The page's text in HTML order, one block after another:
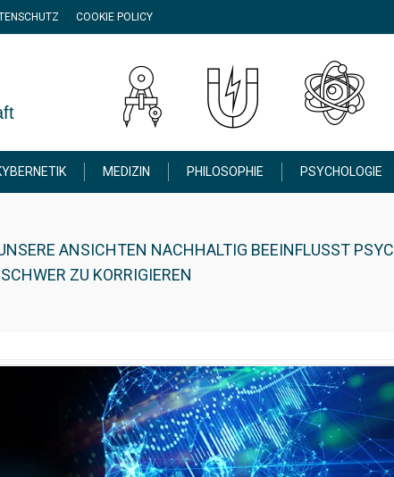
COOKIE POLICY
MEDIZIN PHILOSOPHIE PSYCHOLOGIE
ANSICHTEN NACHHALTIG BEEINFLUSST
ZU KORRIGIEREN